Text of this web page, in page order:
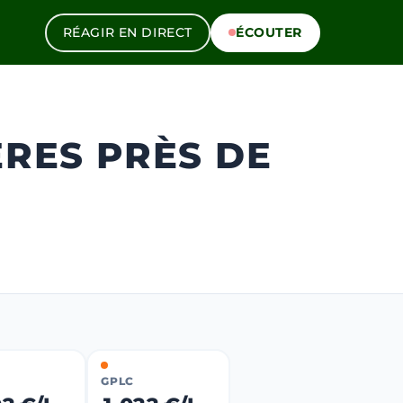
RÉAGIR EN DIRECT ÉCOUTER
PRÈS DE
GPLC